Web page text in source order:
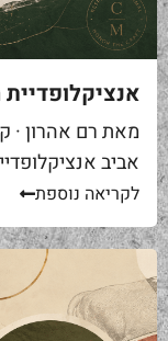
אנציקלופדיית
מאת רם אהרון ·
סיפור. אתם
לקריאה נוספת